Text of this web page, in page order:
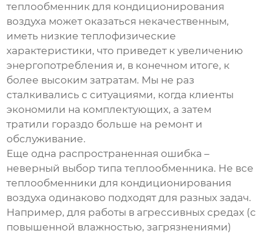
теплообменник для кондиционирования
воздуха может оказаться некачественным,
иметь низкие теплофизические
характеристики, что приведет к увеличению
энергопотребления и, в конечном итоге, к
более высоким затратам. Мы не раз
сталкивались с ситуациями, когда клиенты
экономили на комплектующих, а затем
тратили гораздо больше на ремонт и
обслуживание.
Еще одна распространенная ошибка –
неверный выбор типа теплообменника. Не все
теплообменники для кондиционирования
воздуха одинаково подходят для разных задач.
Например, для работы в агрессивных средах (с
повышенной влажностью, загрязнениями)